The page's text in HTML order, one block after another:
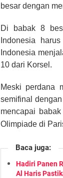
besar dengan
Di babak 8
Indonesia
Indonesia
10 dari Korsel.
Meski perdana
semifinal
mencapai
Olimpiade di
Baca juga:
Hadiri Panen
Al Haris